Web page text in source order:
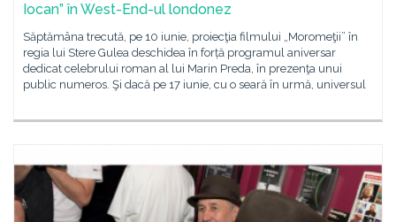
Iocan” în West-End-ul londonez
Săptămâna trecută, pe 10 iunie, proiecţia filmului „Moromeţii” în
regia lui Stere Gulea deschidea în forță programul aniversar
dedicat celebrului roman al lui Marin Preda, în prezenţa unui
public numeros. Şi dacă pe 17 iunie, cu o seară în urmă, universul